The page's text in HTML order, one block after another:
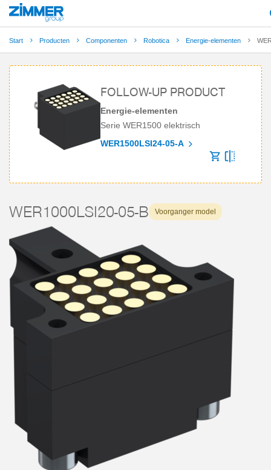
Start Producten Componenten Robotica Energie-elementen
FOLLOW-UP PRODUCT
Energie-elementen
Serie WER1500 elektrisch
WER1500LSI24-05-A
WER1000LSI20-05-B Voorganger model